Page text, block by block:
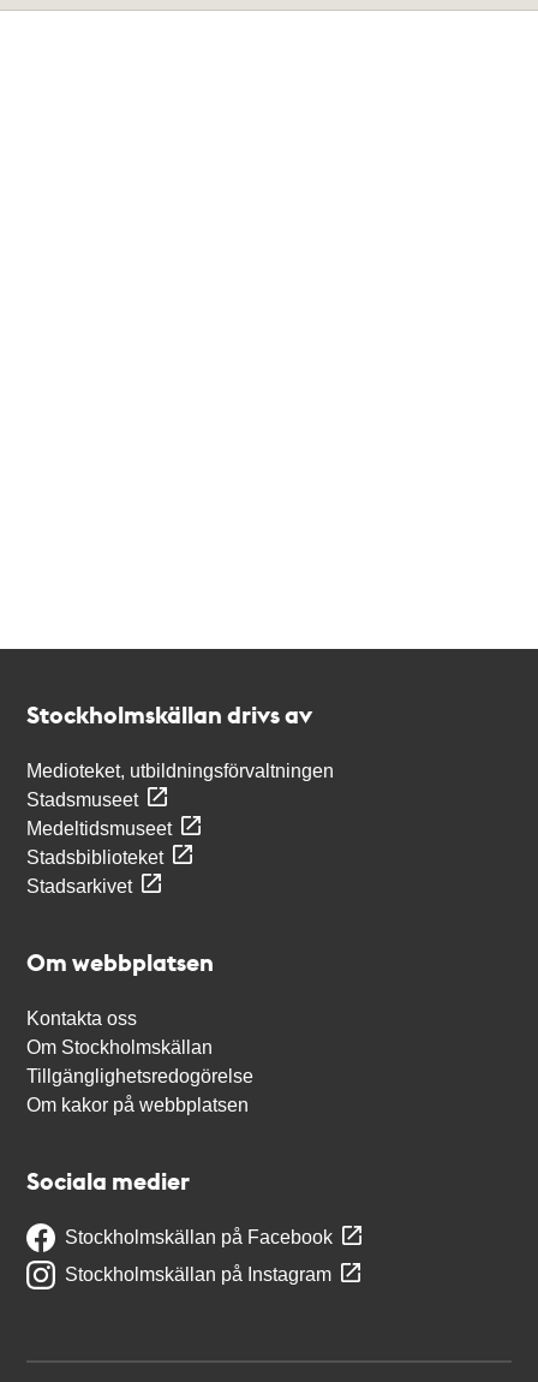
Stockholmskällan drivs av
Medioteket, utbildningsförvaltningen
Stadsmuseet
Medeltidsmuseet
Stadsbiblioteket
Stadsarkivet
Om webbplatsen
Kontakta oss
Om Stockholmskällan
Tillgänglighetsredogörelse
Om kakor på webbplatsen
Sociala medier
Stockholmskällan på Facebook
Stockholmskällan på Instagram